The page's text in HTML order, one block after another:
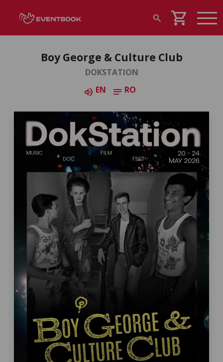
search shopping_cart
Boy George & Culture Club
DOKSTATION
volume_up EN notes RO